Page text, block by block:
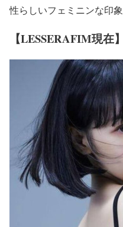
性らしいフェミニンな印象
【LESSERAFIM現在】